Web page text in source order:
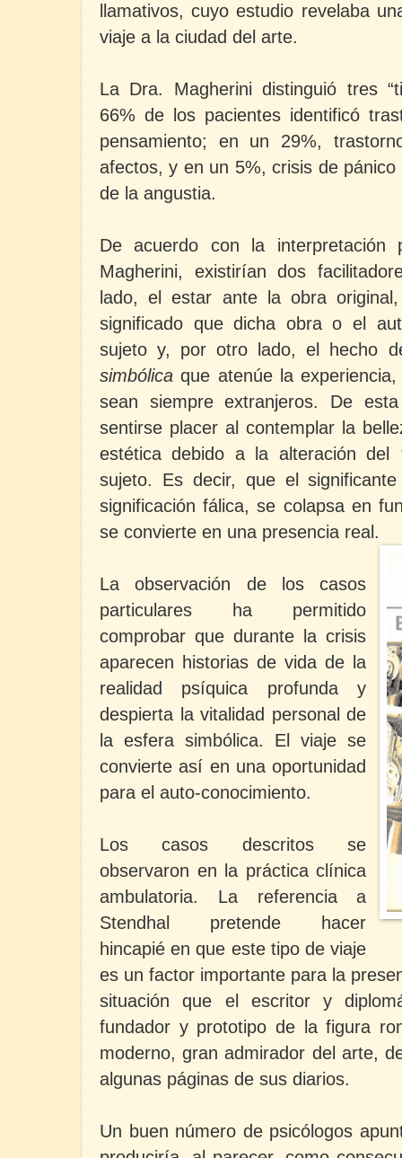
llamativos, cuyo estudio revelaba
viaje a la ciudad del arte.
La Dra. Magherini distinguió tres
66% de los pacientes identificó
pensamiento; en un 29%,
afectos, y en un 5%, crisis de
de la angustia.
De acuerdo con la interpretación
Magherini, existirían dos
lado, el estar ante la obra
significado que dicha obra o el
sujeto y, por otro lado, el hecho
simbólica que atenúe la
sean siempre extranjeros. De
sentirse placer al contemplar la
estética debido a la alteración del
sujeto. Es decir, que el
significación fálica, se colapsa en
se convierte en una presencia real.
La observación de los casos
particulares ha permitido
comprobar que durante la crisis
aparecen historias de vida de la
realidad psíquica profunda y
despierta la vitalidad personal de
la esfera simbólica. El viaje se
convierte así en una oportunidad
para el auto-conocimiento.
Los casos descritos se
observaron en la práctica clínica
ambulatoria. La referencia a
Stendhal pretende hacer
hincapié en que este tipo de viaje
es un factor importante para la
situación que el escritor y
fundador y prototipo de la figura
moderno, gran admirador del arte,
algunas páginas de sus diarios.
Un buen número de psicólogos